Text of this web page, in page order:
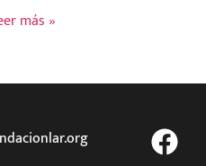
más »